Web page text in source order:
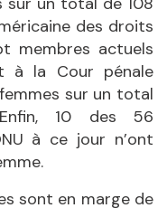
des droits
membres actuels
à la Cour pénale
sur un total
10 des 56
à ce jour n’ont
sont en marge de